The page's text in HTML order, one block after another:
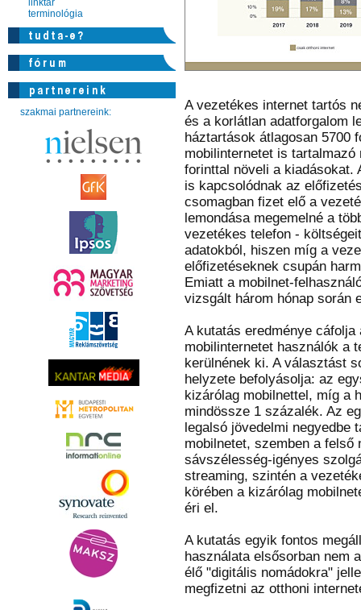
linktár
terminológia
szakmai partnereink:
A vezetékes internet tartós
és a korlátlan adatforgalom
háztartások átlagosan 5700
mobilinternetet is
forinttal növeli a kiadásokat.
is kapcsolódnak az
csomagban fizet elő a
lemondása megemelné a
vezetékes telefon -
adatokból, hiszen míg a
előfizetéseknek csupán
Emiatt a mobilnet-
vizsgált három hónap során
A kutatás eredménye
mobilinternetet használók a
kerülnének ki. A választást
helyzete befolyásolja: az
kizárólag mobilnettel, míg a
mindössze 1 százalék. Az
legalsó jövedelmi negyedbe
mobilnetet, szemben a felső
sávszélesség-igényes
streaming, szintén a
körében a kizárólag
éri el.
A kutatás egyik fontos
használata elsősorban nem
élő "digitális nomádokra"
megfizetni az otthoni